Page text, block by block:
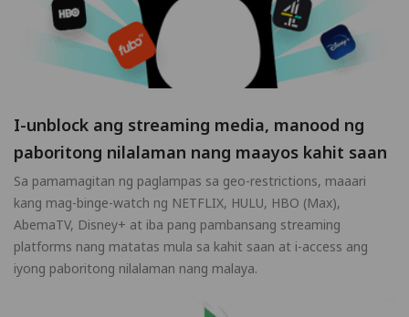
I-unblock ang streaming media, manood ng
paboritong nilalaman nang maayos kahit saan
Sa pamamagitan ng paglampas sa geo-restrictions, maaari
kang mag-binge-watch ng NETFLIX, HULU, HBO (Max),
AbemaTV, Disney+ at iba pang pambansang streaming
platforms nang matatas mula sa kahit saan at i-access ang
iyong paboritong nilalaman nang malaya.